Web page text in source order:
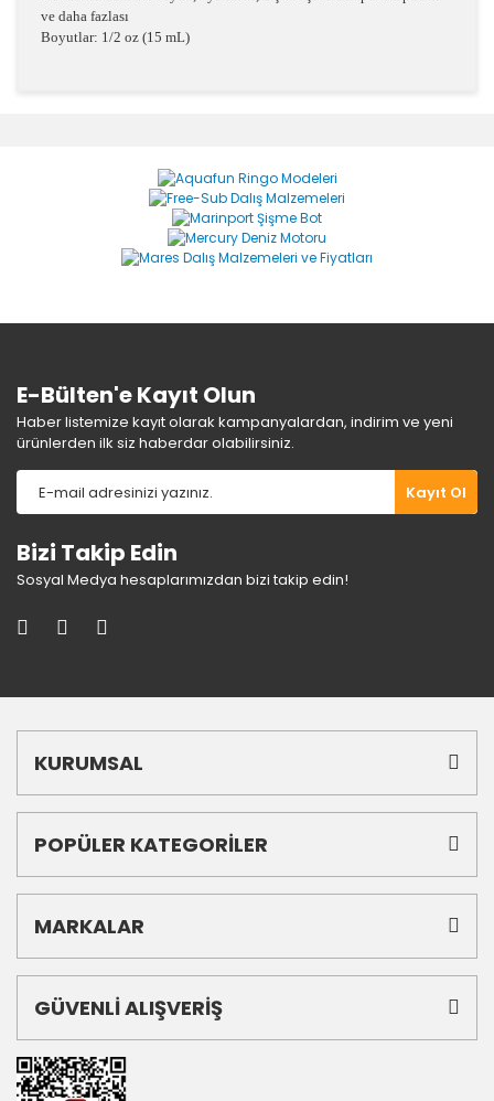
ve daha fazlası
Boyutlar: 1/2 oz (15 mL)
Yorum Yaz
Ürün resmi kalitesiz, bozuk veya görüntülenemiyor.
Ürün açıklamasında eksik bilgiler bulunuyor.
Ürün bilgilerinde hatalar bulunuyor.
E-Bülten'e Kayıt Olun
Haber listemize kayıt olarak kampanyalardan, indirim ve yeni
ürünlerden ilk siz haberdar olabilirsiniz.
Kayıt Ol
Bizi Takip Edin
Sosyal Medya hesaplarımızdan bizi takip edin!
KURUMSAL
POPÜLER KATEGORİLER
MARKALAR
GÜVENLİ ALIŞVERİŞ